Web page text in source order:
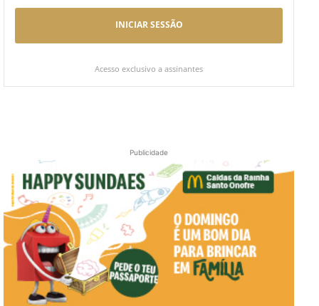
INICIAR SESSÃO
Acesso exclusivo a assinantes
Publicidade